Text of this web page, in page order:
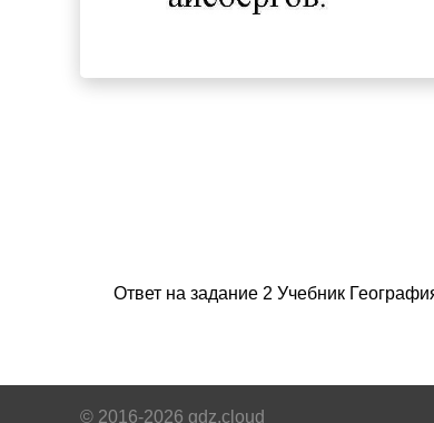
Ответ на задание 2 Учебник
© 2016-2026 gdz.cloud